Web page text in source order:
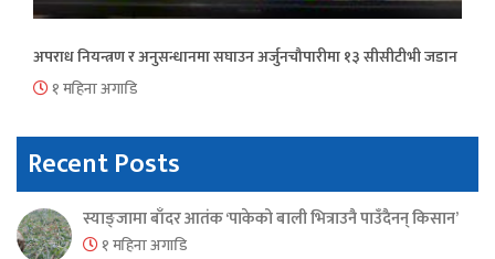
अपराध नियन्त्रण र अनुसन्धानमा सघाउन अर्जुनचौपारीमा १३ सीसीटीभी जडान
१ महिना अगाडि
Recent Posts
स्याङ्जामा बाँदर आतंक ‘पाकेको बाली भित्राउनै पाउँदैनन् किसान’
१ महिना अगाडि